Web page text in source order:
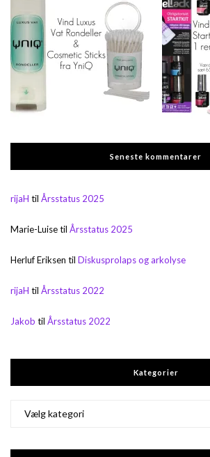
Seneste kommentarer
rijaH til Årsstatus 2025
Marie-Luisetil Årsstatus 2025
Herluf Eriksen til Diskusprolaps og arkolyse
rijaH til Årsstatus 2022
Jakob til Årsstatus 2022
Kategorier